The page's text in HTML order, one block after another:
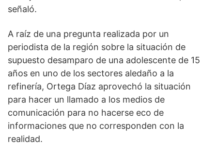
señaló.
A raíz de una pregunta realizada por un
periodista de la región sobre la situación de
supuesto desamparo de una adolescente de 15
años en uno de los sectores aledaño a la
refinería, Ortega Díaz aprovechó la situación
para hacer un llamado a los medios de
comunicación para no hacerse eco de
informaciones que no corresponden con la
realidad.